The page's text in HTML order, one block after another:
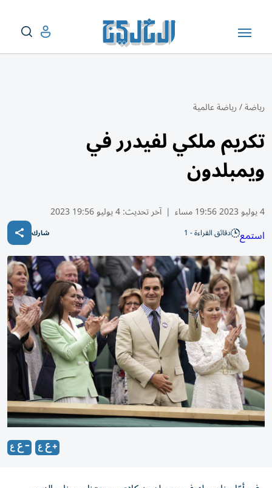
رياضة/رياضة عالمية
تكريم ملكي لفيدرر في
ويمبلدون
4 يوليو 2023 19:56 مساء | آخر تحديث:4 يوليو 19:56 2023
استمع دقائق القراءة - 1 شارك